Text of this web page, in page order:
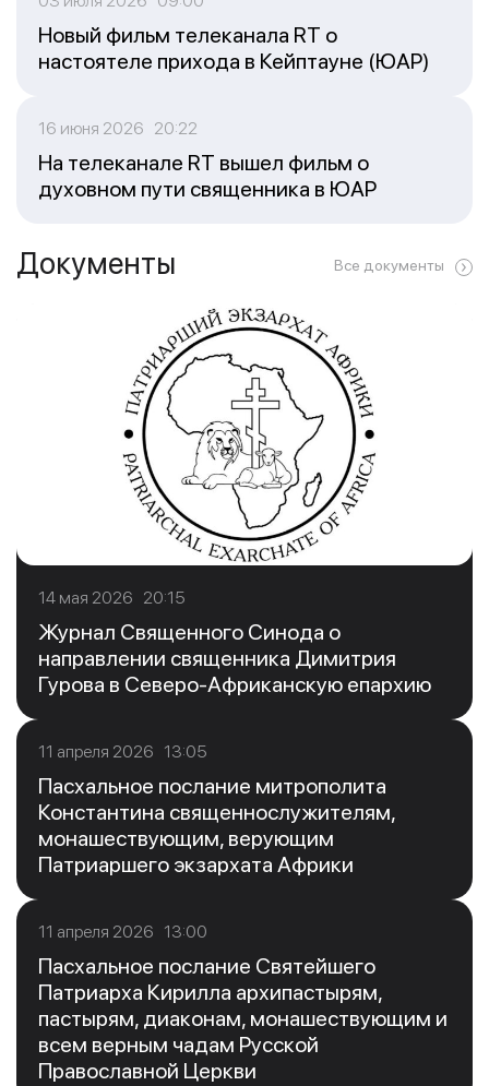
Новый фильм телеканала RT о
настоятеле прихода в Кейптауне (ЮАР)
16 июня 2026 20:22
На телеканале RT вышел фильм о
духовном пути священника в ЮАР
Документы Все документы
14 мая 2026 20:15
Журнал Священного Синода о
направлении священника Димитрия
Гурова в Северо-Африканскую епархию
11 апреля 2026 13:05
Пасхальное послание митрополита
Константина священнослужителям,
монашествующим, верующим
Патриаршего экзархата Африки
11 апреля 2026 13:00
Пасхальное послание Святейшего
Патриарха Кирилла архипастырям,
пастырям, диаконам, монашествующим и
всем верным чадам Русской
Православной Церкви